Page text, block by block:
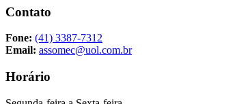
Contato
Fone: (41) 3387-7312
Email: assomec@uol.com.br
Horário